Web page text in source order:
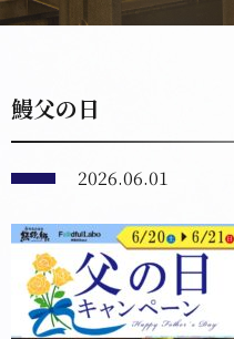
鰻父の日
2026.06.01